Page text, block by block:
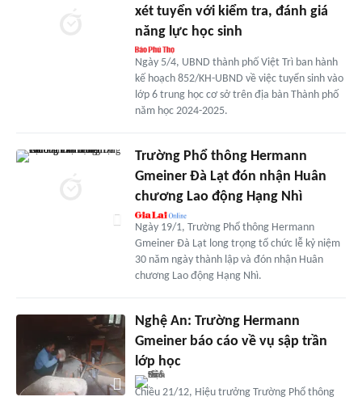
xét tuyển với kiểm tra, đánh giá
năng lực học sinh
Ngày 5/4, UBND thành phố Việt Trì ban hành
kế hoạch 852/KH-UBND về việc tuyển sinh vào
lớp 6 trung học cơ sở trên địa bàn Thành phố
năm học 2024-2025.
Trường Phổ thông Hermann
Gmeiner Đà Lạt đón nhận Huân
chương Lao động Hạng Nhì
Ngày 19/1, Trường Phổ thông Hermann
Gmeiner Đà Lạt long trọng tổ chức lễ kỷ niệm
30 năm ngày thành lập và đón nhận Huân
chương Lao động Hạng Nhì.
Nghệ An: Trường Hermann
Gmeiner báo cáo về vụ sập trần
lớp học
Chiều 21/12, Hiệu trưởng Trường Phổ thông